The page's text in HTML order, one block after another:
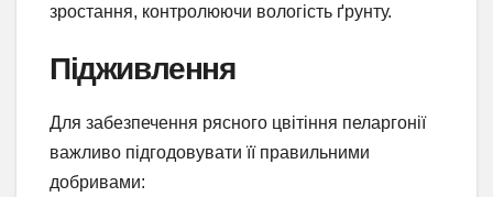
зростання, контролюючи вологість ґрунту.
Підживлення
Для забезпечення рясного цвітіння пеларгонії
важливо підгодовувати її правильними
добривами: